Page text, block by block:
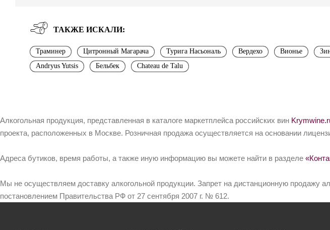
ТАКЖЕ ИСКАЛИ:
Траминер Цитронный Магарача Турига Насьональ Вердехо Вионье
Andryus Yutsis
Бельбек Chateau de Talu
Алкогольная продукция, представленная в каталоге маркетплейса российских вин
проекта, расположенных в Москве. Розничная продажа осуществляется на основании
Адреса бутиков, время работы, а также иную информацию вы можете найти в разделе
Мы не осуществляем доставку алкогольной продукции. Запрет на дистанционную продажу
постановлением Правительства РФ от 27 сентября 2007 г. № 612.